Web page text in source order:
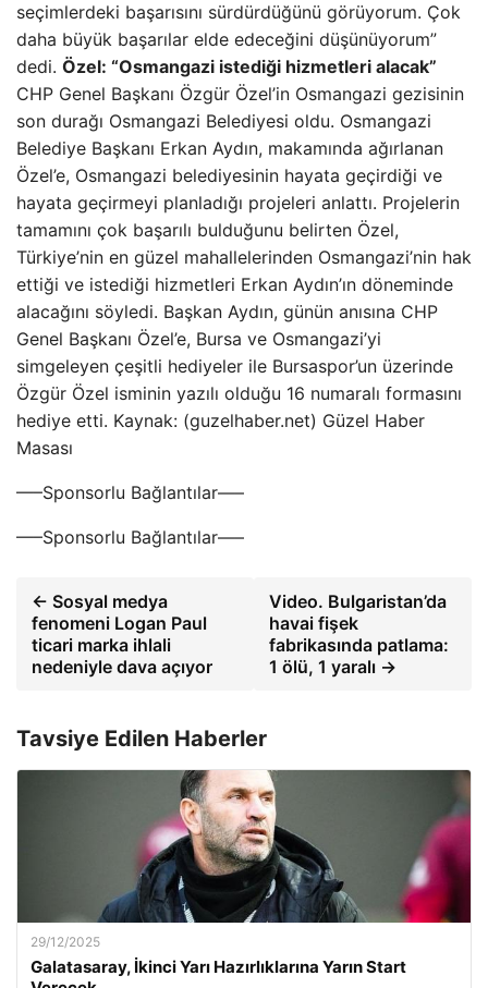
seçimlerdeki başarısını sürdürdüğünü görüyorum. Çok
daha büyük başarılar elde edeceğini düşünüyorum”
dedi. Özel: “Osmangazi istediği hizmetleri alacak”
CHP Genel Başkanı Özgür Özel’in Osmangazi gezisinin
son durağı Osmangazi Belediyesi oldu. Osmangazi
Belediye Başkanı Erkan Aydın, makamında ağırlanan
Özel’e, Osmangazi belediyesinin hayata geçirdiği ve
hayata geçirmeyi planladığı projeleri anlattı. Projelerin
tamamını çok başarılı bulduğunu belirten Özel,
Türkiye’nin en güzel mahallelerinden Osmangazi’nin hak
ettiği ve istediği hizmetleri Erkan Aydın’ın döneminde
alacağını söyledi. Başkan Aydın, günün anısına CHP
Genel Başkanı Özel’e, Bursa ve Osmangazi’yi
simgeleyen çeşitli hediyeler ile Bursaspor’un üzerinde
Özgür Özel isminin yazılı olduğu 16 numaralı formasını
hediye etti. Kaynak: (guzelhaber.net) Güzel Haber
Masası
—–Sponsorlu Bağlantılar—–
—–Sponsorlu Bağlantılar—–
← Sosyal medya
fenomeni Logan Paul
ticari marka ihlali
nedeniyle dava açıyor
Video. Bulgaristan’da
havai fişek
fabrikasında patlama:
1 ölü, 1 yaralı →
Tavsiye Edilen Haberler
29/12/2025
Galatasaray, İkinci Yarı Hazırlıklarına Yarın Start